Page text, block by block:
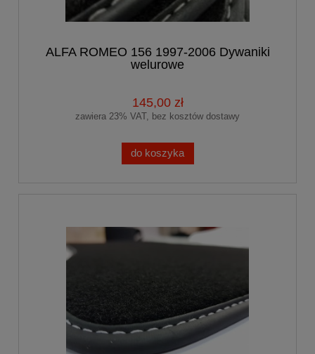
ALFA ROMEO 156 1997-2006 Dywaniki
welurowe
145,00 zł
zawiera 23% VAT, bez kosztów dostawy
do koszyka